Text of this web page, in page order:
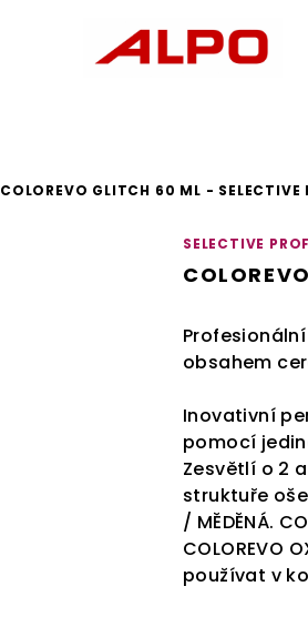
COLOREVO GLITCH 60 ML - SELECTIVE
SELECTIVE
obsahem
Inovativní
pomocí
Zesvětlí o 2
struktuře
/ MĚDĚNÁ.
COLOREVO
používat v